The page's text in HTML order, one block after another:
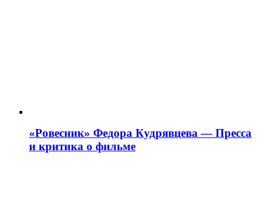
«Ровесник» Федора Кудрявцева — Пресса
и критика о фильме